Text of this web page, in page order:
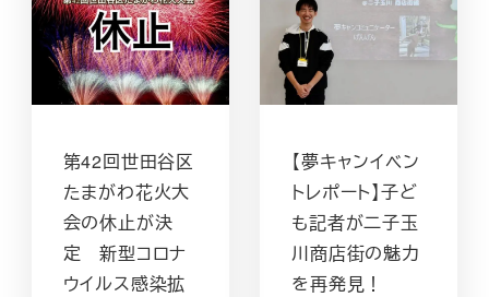
第42回世田谷区
たまがわ花火大
会の休止が決
定 新型コロナ
ウイルス感染拡
【夢キャンイベン
トレポート】子ど
も記者が二子玉
川商店街の魅力
を再発見！